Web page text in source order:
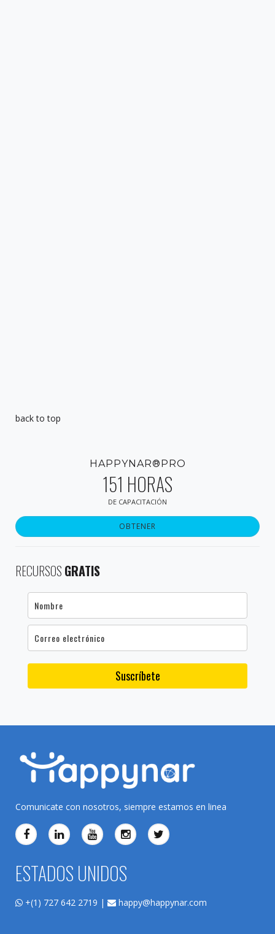
back to top
HAPPYNAR®PRO
151 HORAS
DE CAPACITACIÓN
OBTENER
RECURSOS GRATIS
Suscríbete
Comunicate con nosotros, siempre estamos en linea
ESTADOS UNIDOS
+(1) 727 642 2719 | happy@happynar.com